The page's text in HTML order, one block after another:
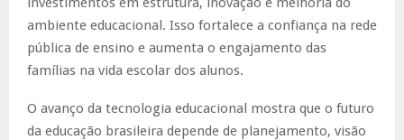
ambiente educacional. Isso fortalece a confiança na rede
pública de ensino e aumenta o engajamento das
famílias na vida escolar dos alunos.
O avanço da tecnologia educacional mostra que o futuro
da educação brasileira depende de planejamento, visão